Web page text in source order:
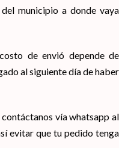
municipio a donde vaya
de envió depende de
al siguiente día de haber
vía whatsapp al
evitar que tu pedido tenga